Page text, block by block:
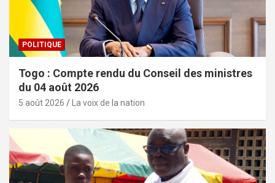
POLITIQUE
Togo : Compte rendu du Conseil des ministres
du 04 août 2026
5 août 2026 La voix de la nation